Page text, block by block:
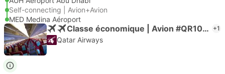
Self-connecting | Avion+Avion
MED Medina Aéroport
Classe économique | Avion #QR1055 +1
Qatar Airways